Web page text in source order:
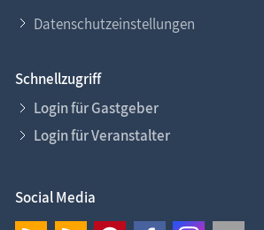
Datenschutzeinstellungen
Schnellzugriff
Login für Gastgeber
Login für Veranstalter
Social Media